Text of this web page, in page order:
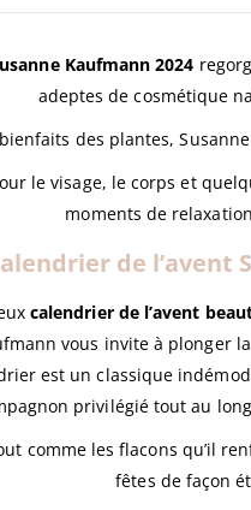
Kaufmann 2024
adeptes de cosmétique
des plantes,
le visage, le corps et
moments de
de l’avent
calendrier de l’avent
vous invite à plonger
est un classique
privilégié tout au
comme les flacons qu’il
fêtes de façon